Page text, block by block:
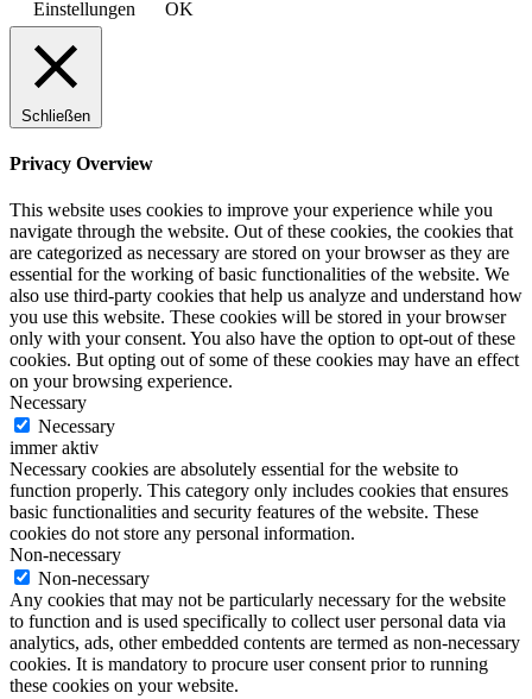
Einstellungen
OK
Schließen
Privacy Overview
This website uses cookies to improve your experience while you
navigate through the website. Out of these cookies, the cookies that
are categorized as necessary are stored on your browser as they are
essential for the working of basic functionalities of the website. We
also use third-party cookies that help us analyze and understand how
you use this website. These cookies will be stored in your browser
only with your consent. You also have the option to opt-out of these
cookies. But opting out of some of these cookies may have an effect
on your browsing experience.
Necessary
Necessary
immer aktiv
Necessary cookies are absolutely essential for the website to
function properly. This category only includes cookies that ensures
basic functionalities and security features of the website. These
cookies do not store any personal information.
Non-necessary
Non-necessary
Any cookies that may not be particularly necessary for the website
to function and is used specifically to collect user personal data via
analytics, ads, other embedded contents are termed as non-necessary
cookies. It is mandatory to procure user consent prior to running
these cookies on your website.